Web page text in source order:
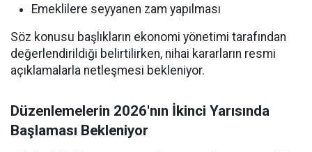
Emeklilere seyyanen zam yapılması
Söz konusu başlıkların ekonomi yönetimi tarafından
değerlendirildiği belirtilirken, nihai kararların resmi
açıklamalarla netleşmesi bekleniyor.
Düzenlemelerin 2026'nın İkinci Yarısında
Başlaması Bekleniyor